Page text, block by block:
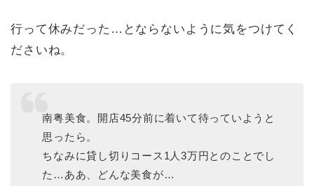
行って休みだった…とならないように気をつけてく
ださいね。
南粤美食。開店45分前に着いて待っていようと
思ったら。
ちなみに貸し切りコース1人3万円とのことでし
た…ああ、どんな美食が…